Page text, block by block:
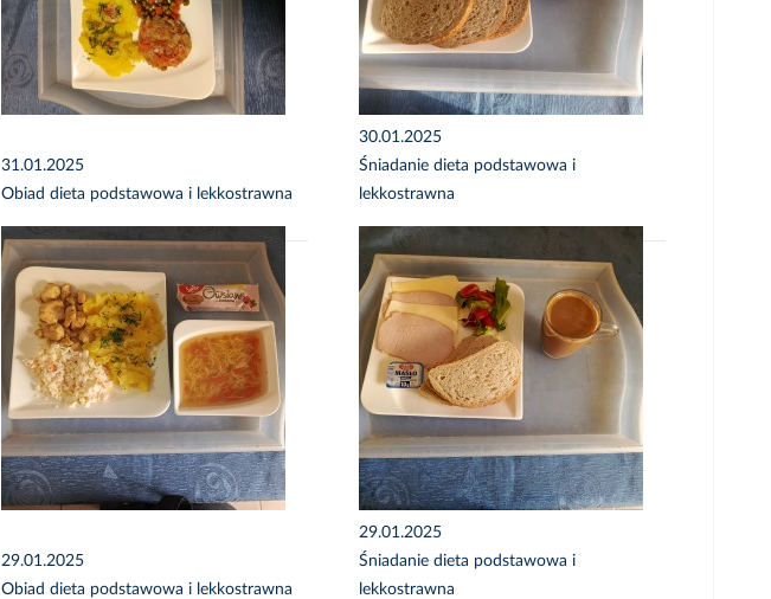
31.01.2025
Obiad dieta podstawowa i lekkostrawna
30.01.2025
Śniadanie dieta podstawowa i
lekkostrawna
29.01.2025
Obiad dieta podstawowa i lekkostrawna
29.01.2025
Śniadanie dieta podstawowa i
lekkostrawna